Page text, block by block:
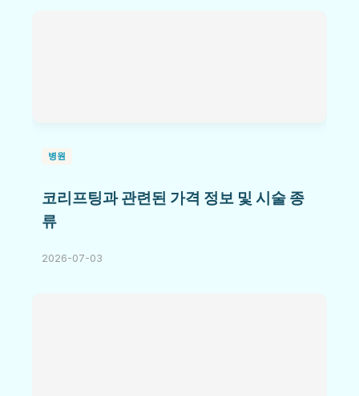
병원
코리프팅과 관련된 가격 정보 및 시술 종
류
2026-07-03